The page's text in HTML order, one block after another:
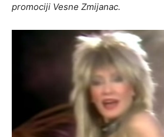
promociji Vesne Zmijanac.